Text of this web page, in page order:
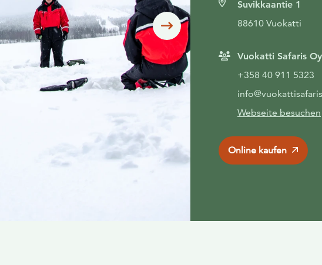
Siirry seuraavaan
Suvikkaantie 1
88610 Vuokatti
Vuokatti Safaris Oy
+358 40 911 5323
Webseite besuchen
Online kaufen